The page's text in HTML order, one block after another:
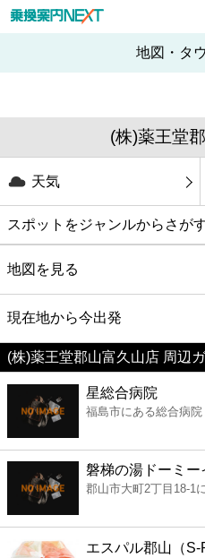
地図・タ
(株)薬王堂
天気
スポットをジャンルからさが
グルメ
映画
美容
コンビニ
薬局
スーパー
地図を見る
現在地から今出発
(株)薬王堂郡山富久山店 周辺
星総合病院
福島市にある総合病院
磐梯の湯ドーミ
郡山市大町2丁目18-1
エスパル郡山（S-